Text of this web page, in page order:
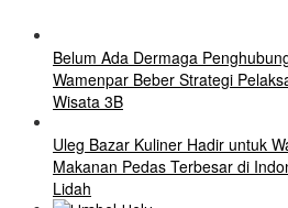
Belum Ada Dermaga
Wamenpar Beber Strategi
Wisata 3B
Uleg Bazar Kuliner Hadir untuk
Makanan Pedas Terbesar di
Lidah